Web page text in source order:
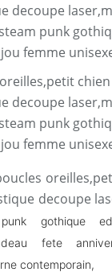
decoupe
punk gothique
fete
contemporain,